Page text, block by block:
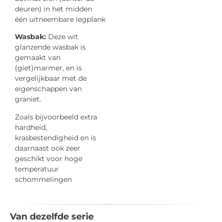
deuren) in het midden
één uitneembare legplank
Wasbak: Deze wit
glanzende wasbak is
gemaakt van
(giet)marmer, en is
vergelijkbaar met de
eigenschappen van
graniet.
Zoals bijvoorbeeld extra
hardheid,
krasbestendigheid en is
daarnaast ook zeer
geschikt voor hoge
temperatuur
schommelingen
Van dezelfde serie